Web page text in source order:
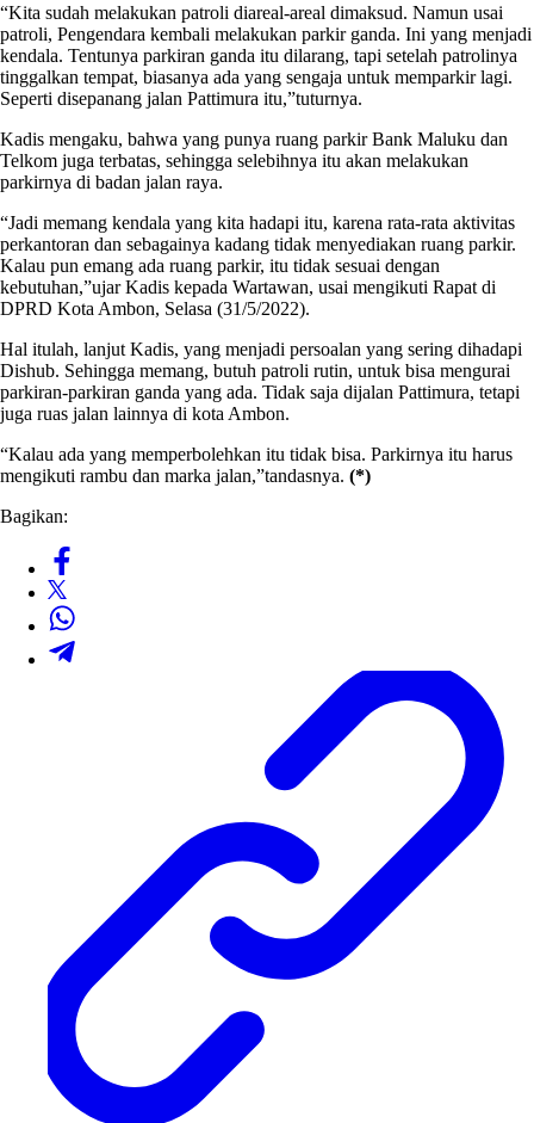
“Kita sudah melakukan patroli diareal-areal dimaksud. Namun usai
patroli, Pengendara kembali melakukan parkir ganda. Ini yang menjadi
kendala. Tentunya parkiran ganda itu dilarang, tapi setelah patrolinya
tinggalkan tempat, biasanya ada yang sengaja untuk memparkir lagi.
Seperti disepanang jalan Pattimura itu,”tuturnya.
Kadis mengaku, bahwa yang punya ruang parkir Bank Maluku dan
Telkom juga terbatas, sehingga selebihnya itu akan melakukan
parkirnya di badan jalan raya.
“Jadi memang kendala yang kita hadapi itu, karena rata-rata aktivitas
perkantoran dan sebagainya kadang tidak menyediakan ruang parkir.
Kalau pun emang ada ruang parkir, itu tidak sesuai dengan
kebutuhan,”ujar Kadis kepada Wartawan, usai mengikuti Rapat di
DPRD Kota Ambon, Selasa (31/5/2022).
Hal itulah, lanjut Kadis, yang menjadi persoalan yang sering dihadapi
Dishub. Sehingga memang, butuh patroli rutin, untuk bisa mengurai
parkiran-parkiran ganda yang ada. Tidak saja dijalan Pattimura, tetapi
juga ruas jalan lainnya di kota Ambon.
“Kalau ada yang memperbolehkan itu tidak bisa. Parkirnya itu harus
mengikuti rambu dan marka jalan,”tandasnya. (*)
Bagikan: